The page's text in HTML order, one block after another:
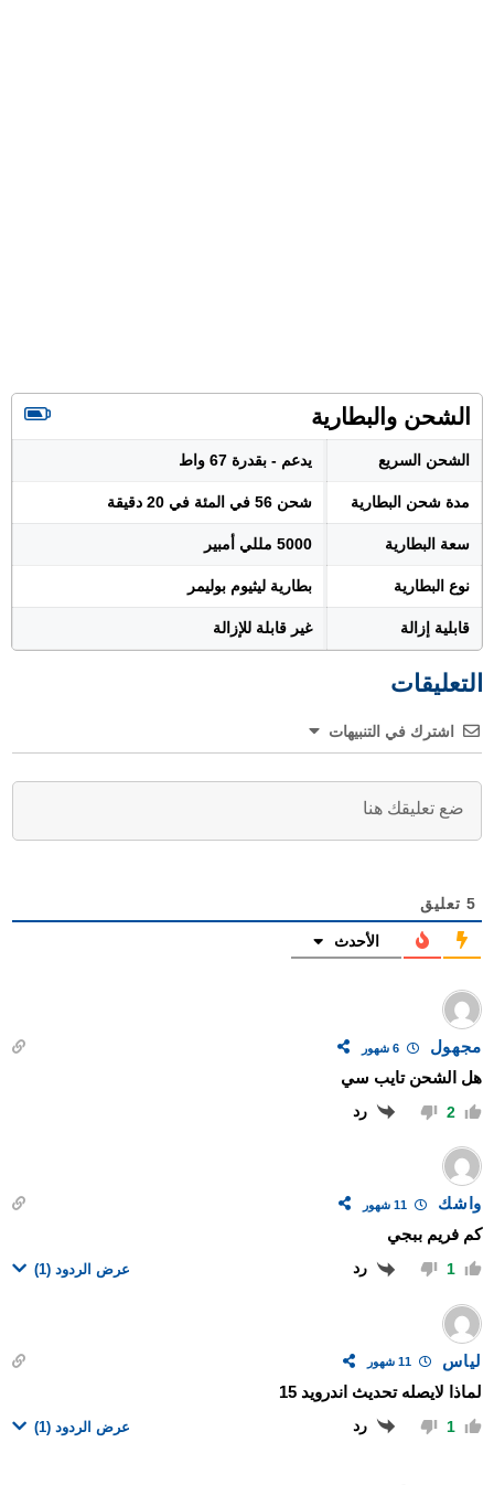
الشحن والبطارية
الشحن السريع يدعم - بقدرة 67 واط
مدة شحن البطارية شحن 56 في المئة في 20 دقيقة
سعة البطارية 5000 مللي أمبير
نوع البطارية بطارية ليثيوم بوليمر
قابلية إزالة غير قابلة للإزالة
التعليقات
اشترك في التنبيهات
5 تعليق
الأحدث
مجهول 6 شهور
هل الشحن تايب سي
2 رد
واشك
كم فريم ببجي
1 رد عرض الردود (1)
لياس
لماذا لايصله تحديث اندرويد 15
1 رد عرض الردود (1)